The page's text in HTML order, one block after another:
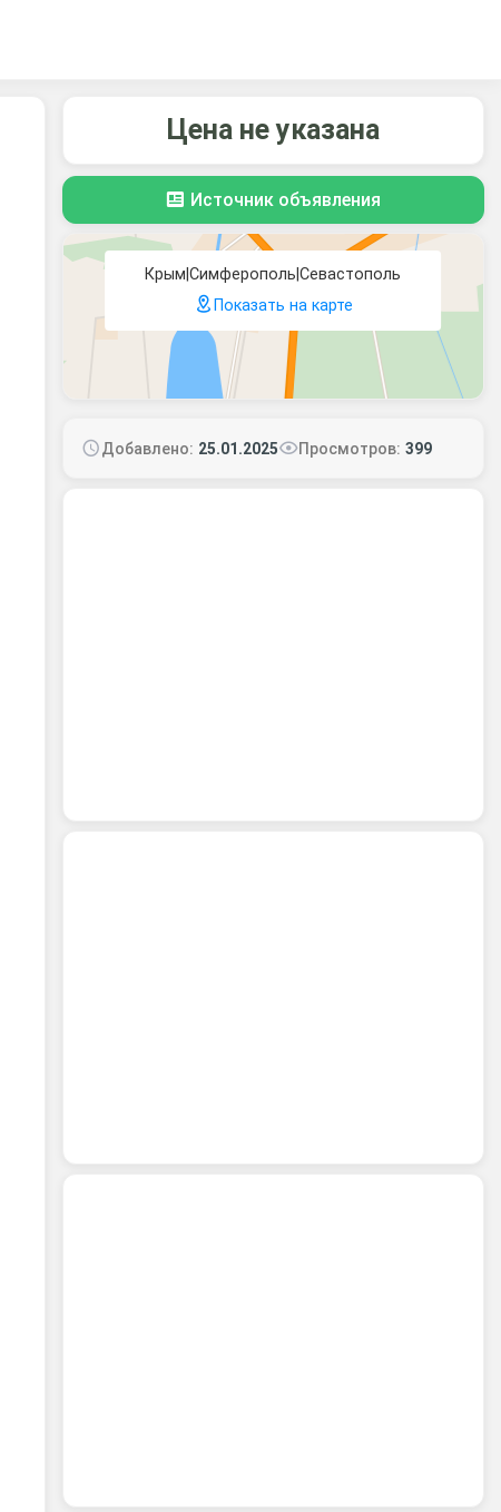
Цена не указана
Источник объявления
Крым|Симферополь|Севастополь
Показать на карте
Добавлено: 25.01.2025 Просмотров: 399